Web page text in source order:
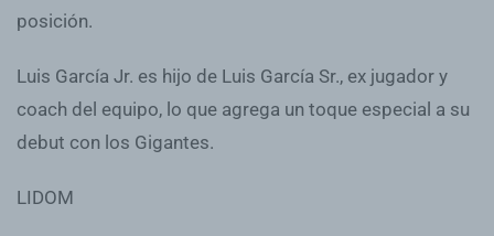
posición.
Luis García Jr. es hijo de Luis García Sr., ex jugador y
coach del equipo, lo que agrega un toque especial a su
debut con los Gigantes.
LIDOM